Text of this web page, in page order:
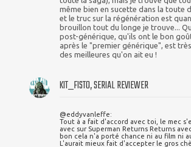
même bien en sucette dans la toute
et le truc sur la régénération est
brouillon tout du longe je trouve...
post-générique, qu'ils ont le bon
après le "premier générique", est
des meilleures qu'on ait eu !
KIT_FISTO, SERIAL REVIEWER
@eddyvanleffe:
Tout à a fait d'accord avec toi, le mec
avec sur Superman Returns Returns
bon cela n'a porté chance ni au film ni
L'aurait mieux fait d'accepter le gros